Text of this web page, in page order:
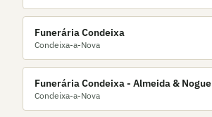
Funerária Condeixa
Condeixa-a-Nova
Funerária Condeixa - Almeida &
Condeixa-a-Nova